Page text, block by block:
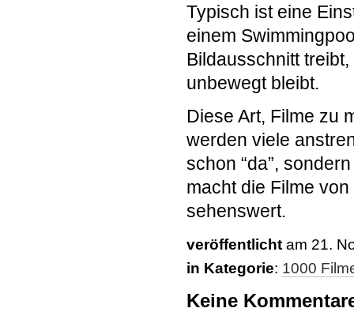
Typisch ist eine
einem
Bildausschnitt
unbewegt bleibt.
Diese Art, Filme zu
werden viele
schon “da”,
macht die Filme
sehenswert.
veröffentlicht am 21.
in Kategorie: 1000
Keine